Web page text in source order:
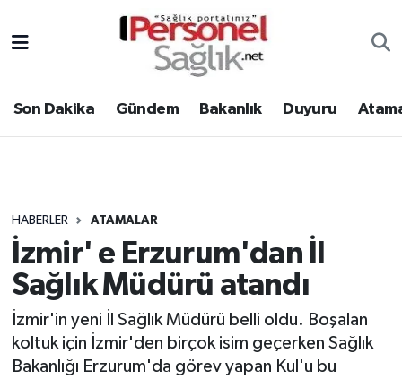
Son Dakika Gündem Bakanlık Duyuru
HABERLER ATAMALAR
İzmir' e Erzurum'dan İl
Sağlık Müdürü atandı
İzmir'in yeni İl Sağlık Müdürü belli oldu. Boşalan
koltuk için İzmir'den birçok isim geçerken Sağlık
Bakanlığı Erzurum'da görev yapan Kul'u bu
Gündem
Atamalar
Mevzuat
Sendika
Nöbetçi Eczaneler
Hava Durumu
Tüm Manşetler
Son Dakika Haberleri
Haber Arşivi